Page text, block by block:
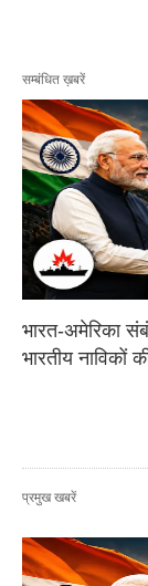
सम्बंधित ख़बरें
भारत-अमेरिका
भारतीय नाविकों
प्रमुख खबरें